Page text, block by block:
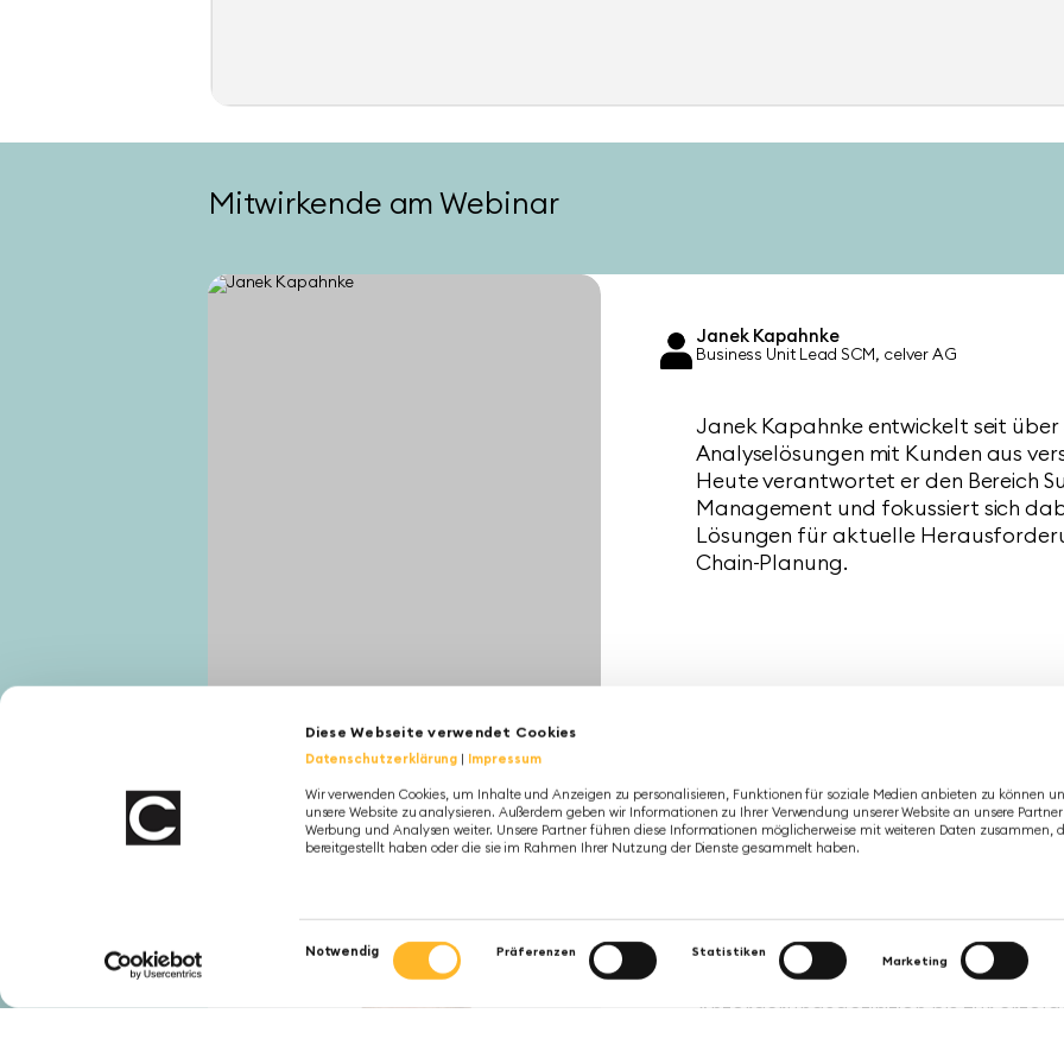
Diese Webseite verwendet Cookies
Datenschutzerklärung | Impressum
Wir verwenden Cookies, um Inhalte und Anzeigen zu personalisieren, Funktionen für soziale Medien anbieten zu können
unsere Website zu analysieren. Außerdem geben wir Informationen zu Ihrer Verwendung unserer Website an unsere
Werbung und Analysen weiter. Unsere Partner führen diese Informationen möglicherweise mit weiteren Daten zusammen,
bereitgestellt haben oder die sie im Rahmen Ihrer Nutzung der Dienste gesammelt haben.
Einwilligungsauswahl
Notwendig Präferenzen Statistiken
Marketing
Mitwirkende am Webinar
Janek Kapahnke
Business Unit Lead SCM celver AG
Janek Kapahnke entwickelt seit
Analyselösungen mit Kunden aus
Heute verantwortet er den Bereich
Management und fokussiert sich
Lösungen für aktuelle
Chain-Planung.
Denis Cobanoglu
Senior Account Manager
Denis Cobanoglu berät
strategischen Nutzung der Board
Platform. Er begleitet Kunden von
Anforderungsdefinition bis zur